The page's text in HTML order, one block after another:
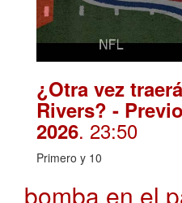
¿Otra vez
Rivers? -
2026. 23:50
Primero y 10
bomba en el